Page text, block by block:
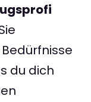
du dich